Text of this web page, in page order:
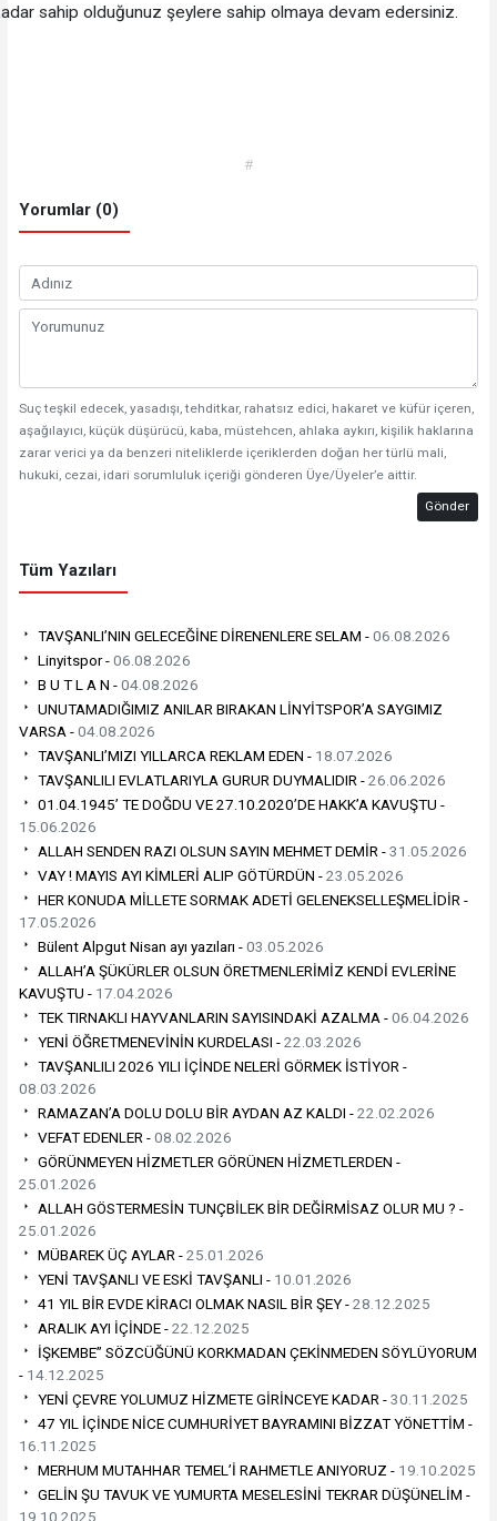
sahip olduğunuz şeylere sahip olmaya devam edersiniz.
#
Yorumlar (0)
Suç teşkil edecek, yasadışı, tehditkar, rahatsız edici, hakaret ve küfür içeren,
aşağılayıcı, küçük düşürücü, kaba, müstehcen, ahlaka aykırı, kişilik haklarına
zarar verici ya da benzeri niteliklerde içeriklerden doğan her türlü mali,
hukuki, cezai, idari sorumluluk içeriği gönderen Üye/Üyeler’e aittir.
Gönder
Tüm Yazıları
TAVŞANLI’NIN GELECEĞİNE DİRENENLERE SELAM -06.08.2026
Linyitspor -06.08.2026
B U T L A N -04.08.2026
UNUTAMADIĞIMIZ ANILAR BIRAKAN LİNYİTSPOR’A SAYGIMIZ
VARSA -04.08.2026
TAVŞANLI’MIZI YILLARCA REKLAM EDEN - 18.07.2026
TAVŞANLILI EVLATLARIYLA GURUR DUYMALIDIR -26.06.2026
01.04.1945’ TE DOĞDU VE 27.10.2020’DE HAKK’A KAVUŞTU -
15.06.2026
ALLAH SENDEN RAZI OLSUN SAYIN MEHMET DEMİR -31.05.2026
VAY ! MAYIS AYI KİMLERİ ALIP GÖTÜRDÜN -23.05.2026
HER KONUDA MİLLETE SORMAK ADETİ GELENEKSELLEŞMELİDİR -
17.05.2026
Bülent Alpgut Nisan ayı yazıları -03.05.2026
ALLAH’A ŞÜKÜRLER OLSUN ÖRETMENLERİMİZ KENDİ EVLERİNE
KAVUŞTU - 17.04.2026
TEK TIRNAKLI HAYVANLARIN SAYISINDAKİ AZALMA -06.04.2026
YENİ ÖĞRETMENEVİNİN KURDELASI -22.03.2026
TAVŞANLILI 2026 YILI İÇİNDE NELERİ GÖRMEK İSTİYOR -
08.03.2026
RAMAZAN’A DOLU DOLU BİR AYDAN AZ KALDI -22.02.2026
VEFAT EDENLER -08.02.2026
GÖRÜNMEYEN HİZMETLER GÖRÜNEN HİZMETLERDEN -
25.01.2026
ALLAH GÖSTERMESİN TUNÇBİLEK BİR DEĞİRMİSAZ OLUR MU ? -
25.01.2026
MÜBAREK ÜÇ AYLAR -25.01.2026
YENİ TAVŞANLI VE ESKİ TAVŞANLI - 10.01.2026
41 YIL BİR EVDE KİRACI OLMAK NASIL BİR ŞEY -28.12.2025
ARALIK AYI İÇİNDE -22.12.2025
İŞKEMBE” SÖZCÜĞÜNÜ KORKMADAN ÇEKİNMEDEN SÖYLÜYORUM
- 14.12.2025
YENİ ÇEVRE YOLUMUZ HİZMETE GİRİNCEYE KADAR -30.11.2025
47 YIL İÇİNDE NİCE CUMHURİYET BAYRAMINI BİZZAT YÖNETTİM -
16.11.2025
MERHUM MUTAHHAR TEMEL’İ RAHMETLE ANIYORUZ - 19.10.2025
GELİN ŞU TAVUK VE YUMURTA MESELESİNİ TEKRAR DÜŞÜNELİM -
19.10.2025